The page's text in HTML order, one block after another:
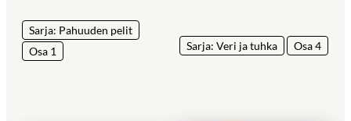
Sarja: Pahuuden pelit
Osa 1
Sarja: Veri ja tuhka Osa 4